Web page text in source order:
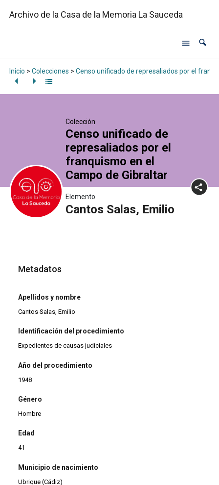
Archivo de la Casa de la Memoria La Sauceda
Inicio > Colecciones > Censo unificado de represaliados por el
Colección
Censo unificado de
represaliados por el
franquismo en el
Campo de Gibraltar
Elemento
Cantos Salas, Emilio
Metadatos
Apellidos y nombre
Cantos Salas, Emilio
Identificación del procedimiento
Expedientes de causas judiciales
Año del procedimiento
1948
Género
Hombre
Edad
41
Municipio de nacimiento
Ubrique (Cádiz)